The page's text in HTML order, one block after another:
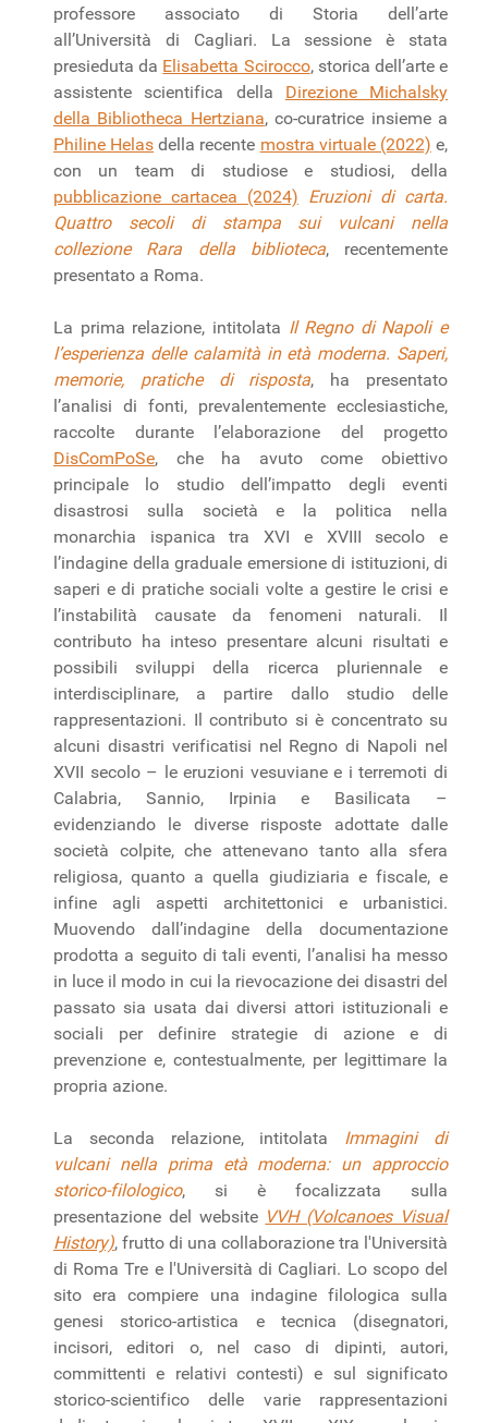
professore associato di Storia dell’arte
all’Università di Cagliari. La sessione è stata
presieduta da Elisabetta Scirocco, storica dell’arte e
assistente scientifica della Direzione Michalsky
della Bibliotheca Hertziana, co-curatrice insieme a
Philine Helas della recente mostra virtuale (2022) e,
con un team di studiose e studiosi, della
pubblicazione cartacea (2024) Eruzioni di carta.
Quattro secoli di stampa sui vulcani nella
collezione Rara della biblioteca, recentemente
presentato a Roma.
La prima relazione, intitolata Il Regno di Napoli e
l’esperienza delle calamità in età moderna. Saperi,
memorie, pratiche di risposta, ha presentato
l’analisi di fonti, prevalentemente ecclesiastiche,
raccolte durante l’elaborazione del progetto
DisComPoSe, che ha avuto come obiettivo
principale lo studio dell’impatto degli eventi
disastrosi sulla società e la politica nella
monarchia ispanica tra XVI e XVIII secolo e
l’indagine della graduale emersione di istituzioni, di
saperi e di pratiche sociali volte a gestire le crisi e
l’instabilità causate da fenomeni naturali. Il
contributo ha inteso presentare alcuni risultati e
possibili sviluppi della ricerca pluriennale e
interdisciplinare, a partire dallo studio delle
rappresentazioni. Il contributo si è concentrato su
alcuni disastri verificatisi nel Regno di Napoli nel
XVII secolo – le eruzioni vesuviane e i terremoti di
Calabria, Sannio, Irpinia e Basilicata –
evidenziando le diverse risposte adottate dalle
società colpite, che attenevano tanto alla sfera
religiosa, quanto a quella giudiziaria e fiscale, e
infine agli aspetti architettonici e urbanistici.
Muovendo dall’indagine della documentazione
prodotta a seguito di tali eventi, l’analisi ha messo
in luce il modo in cui la rievocazione dei disastri del
passato sia usata dai diversi attori istituzionali e
sociali per definire strategie di azione e di
prevenzione e, contestualmente, per legittimare la
propria azione.
La seconda relazione, intitolata Immagini di
vulcani nella prima età moderna: un approccio
storico-filologico, si è focalizzata sulla
presentazione del website VVH (Volcanoes Visual
History), frutto di una collaborazione tra l'Università
di Roma Tre e l'Università di Cagliari. Lo scopo del
sito era compiere una indagine filologica sulla
genesi storico-artistica e tecnica (disegnatori,
incisori, editori o, nel caso di dipinti, autori,
committenti e relativi contesti) e sul significato
storico-scientifico delle varie rappresentazioni